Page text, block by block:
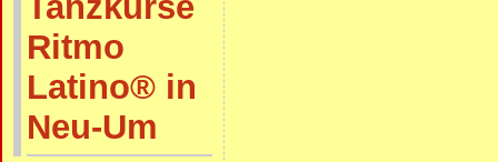
Ritmo
Latino® in
Neu-Um